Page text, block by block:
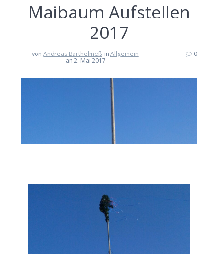
Maibaum Aufstellen
2017
vonAndreas Barthelmeß in Allgemein
an 2. Mai 2017
0